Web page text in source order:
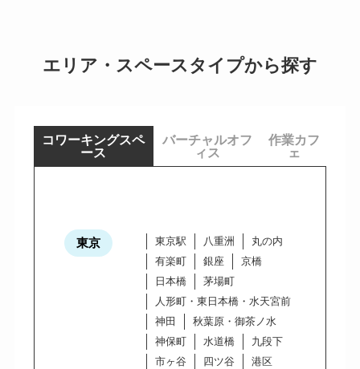
エリア・スペースタイプから探す
コワーキングスペ
ース
バーチャルオフ
ィス
作業カフ
ェ
東京 東京駅 八重洲
丸の内
有楽町
銀座
京橋
日本橋
茅場町
人形町・東日本橋・水天宮前
神田
秋葉原・御茶ノ水
神保町
水道橋
九段下
市ヶ谷
四ツ谷
港区